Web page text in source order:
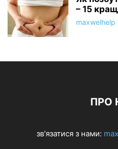
– 15
maxwelhelp
ПРО
зв'язатися з нами: